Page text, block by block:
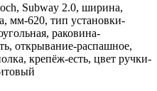
Subway 2.0, ширина,
мм-620, тип установки-
раковина-
открывание-распашное,
крепёж-есть, цвет ручки-